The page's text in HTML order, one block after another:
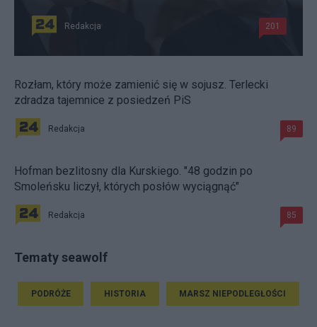
Redakcja 201
Rozłam, który może zamienić się w sojusz. Terlecki
zdradza tajemnice z posiedzeń PiS
Redakcja 89
Hofman bezlitosny dla Kurskiego. "48 godzin po
Smoleńsku liczył, których posłów wyciągnąć"
Redakcja 85
Tematy seawolf
PODRÓŻE HISTORIA MARSZ NIEPODLEGŁOŚCI